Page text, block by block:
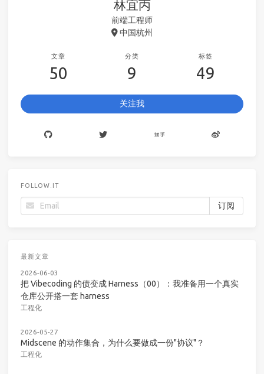
林宜丙
前端工程师
中国杭州
文章
50
分类
9
标签
49
关注我
FOLLOW.IT
最新文章
2026-06-03
把 Vibecoding 的债变成 Harness（00）：我准备用一个真实
仓库公开搭一套 harness
工程化
2026-05-27
Midscene 的动作集合，为什么要做成一份"协议"？
工程化